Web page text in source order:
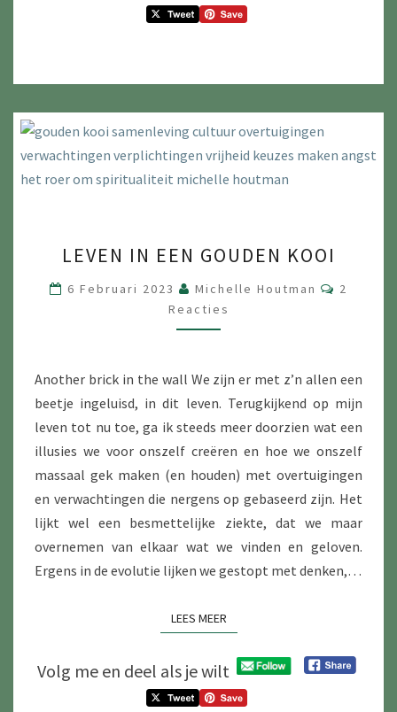
IN
EEN
GOUDEN
KOOI
LEVEN IN EEN GOUDEN KOOI
6 Februari 2023 Michelle Houtman Reacties
2
Reacties
Another brick in the wall We zijn er met z’n allen een
beetje ingeluisd, in dit leven. Terugkijkend op mijn
leven tot nu toe, ga ik steeds meer doorzien wat een
illusies we voor onszelf creëren en hoe we onszelf
massaal gek maken (en houden) met overtuigingen
en verwachtingen die nergens op gebaseerd zijn. Het
lijkt wel een besmettelijke ziekte, dat we maar
overnemen van elkaar wat we vinden en geloven.
Ergens in de evolutie lijken we gestopt met denken,…
LEES MEERLEES MEER
Volg me en deel als je wilt